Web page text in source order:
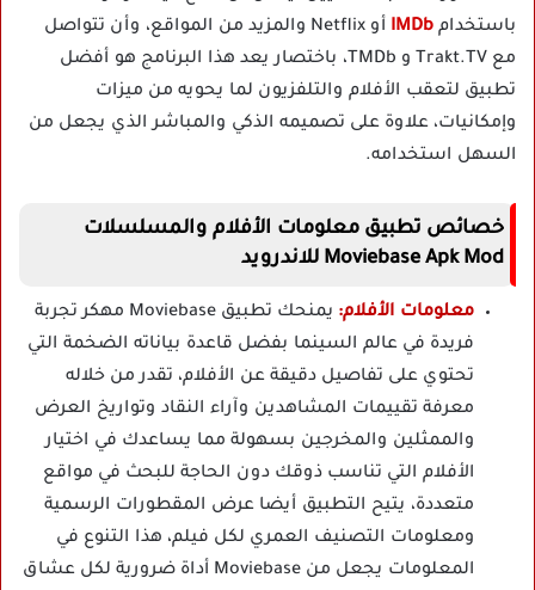
باستخدام IMDb
أو Netflix والمزيد من المواقع، وأن تتواصل
مع Trakt.TV و TMDb، باختصار يعد هذا البرنامج هو أفضل
تطبيق لتعقب الأفلام والتلفزيون لما يحويه من ميزات
وإمكانيات، علاوة على تصميمه الذكي والمباشر الذي يجعل من
السهل استخدامه.
خصائص تطبيق معلومات الأفلام والمسلسلات
Moviebase Apk Mod للاندرويد
معلومات الأفلام:
يمنحك تطبيق Moviebase مهكر تجربة
فريدة في عالم السينما بفضل قاعدة بياناته الضخمة التي
تحتوي على تفاصيل دقيقة عن الأفلام، تقدر من خلاله
معرفة تقييمات المشاهدين وآراء النقاد وتواريخ العرض
والممثلين والمخرجين بسهولة مما يساعدك في اختيار
الأفلام التي تناسب ذوقك دون الحاجة للبحث في مواقع
متعددة، يتيح التطبيق أيضا عرض المقطورات الرسمية
ومعلومات التصنيف العمري لكل فيلم، هذا التنوع في
المعلومات يجعل من Moviebase أداة ضرورية لكل عشاق